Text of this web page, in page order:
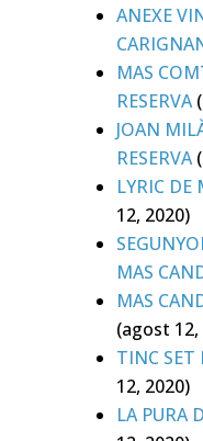
ANEXE
MAS
RESERVA
JOAN
RESERVA
LYRIC DE
12, 2020)
MAS
MAS
(agost 12,
TINC SET
12, 2020)
LA PURA